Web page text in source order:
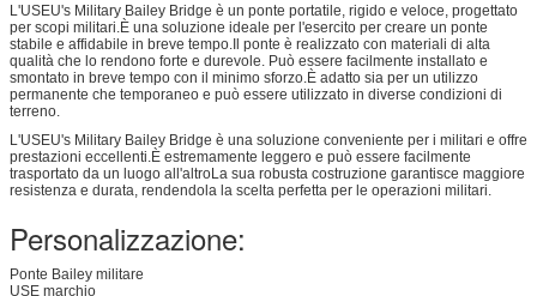
L'USEU's Military Bailey Bridge è un ponte portatile, rigido e veloce, progettato
per scopi militari.È una soluzione ideale per l'esercito per creare un ponte
stabile e affidabile in breve tempo.Il ponte è realizzato con materiali di alta
qualità che lo rendono forte e durevole. Può essere facilmente installato e
smontato in breve tempo con il minimo sforzo.È adatto sia per un utilizzo
permanente che temporaneo e può essere utilizzato in diverse condizioni di
terreno.
L'USEU's Military Bailey Bridge è una soluzione conveniente per i militari e offre
prestazioni eccellenti.È estremamente leggero e può essere facilmente
trasportato da un luogo all'altroLa sua robusta costruzione garantisce maggiore
resistenza e durata, rendendola la scelta perfetta per le operazioni militari.
Personalizzazione:
Ponte Bailey militare
USE marchio